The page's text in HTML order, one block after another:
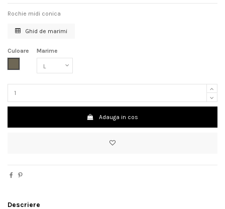
Rochie midi conica
Ghid de marimi
Culoare
Marime
Adauga in cos
Descriere